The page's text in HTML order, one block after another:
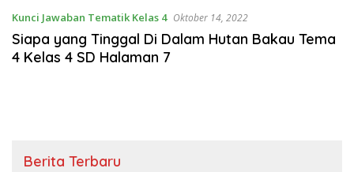
Kunci Jawaban Tematik Kelas 4 Oktober 14, 2022
Siapa yang Tinggal Di Dalam Hutan Bakau Tema
4 Kelas 4 SD Halaman 7
Berita Terbaru